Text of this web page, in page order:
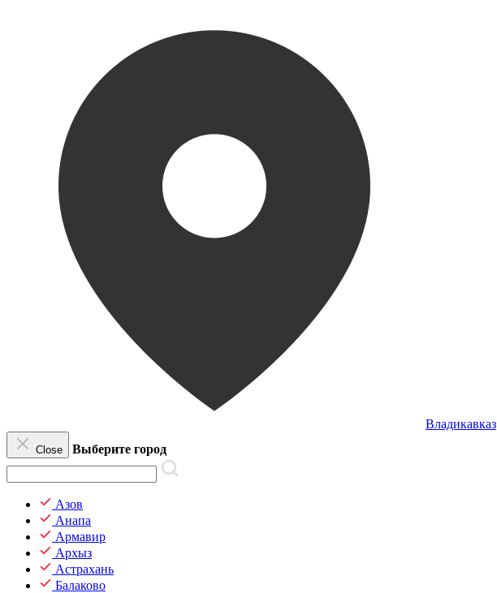
Владикавказ
Close Выберите город
Азов
Анапа
Армавир
Архыз
Астрахань
Балаково